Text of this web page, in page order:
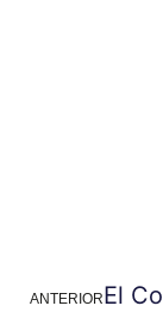
ANTERIOREl